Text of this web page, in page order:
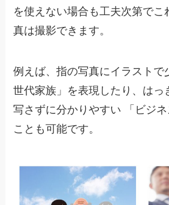
を使えない場合も工夫次第でこ
真は撮影できます。
例えば、指の写真にイラストで
世代家族」を表現したり、はっ
写さずに分かりやすい 「ビジ
ことも可能です。